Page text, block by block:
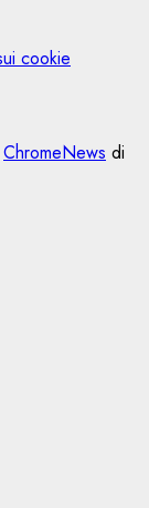
cookie
ChromeNews di